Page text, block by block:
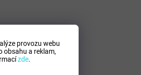
provozu webu
obsahu a reklam,
zde.